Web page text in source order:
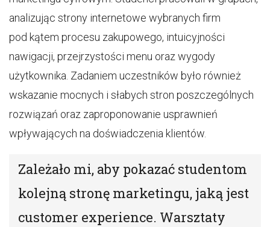
analizując strony internetowe wybranych firm
pod kątem procesu zakupowego, intuicyjności
nawigacji, przejrzystości menu oraz wygody
użytkownika. Zadaniem uczestników było również
wskazanie mocnych i słabych stron poszczególnych
rozwiązań oraz zaproponowanie usprawnień
wpływających na doświadczenia klientów.
Zależało mi, aby pokazać studentom
kolejną stronę marketingu, jaką jest
customer experience. Warsztaty